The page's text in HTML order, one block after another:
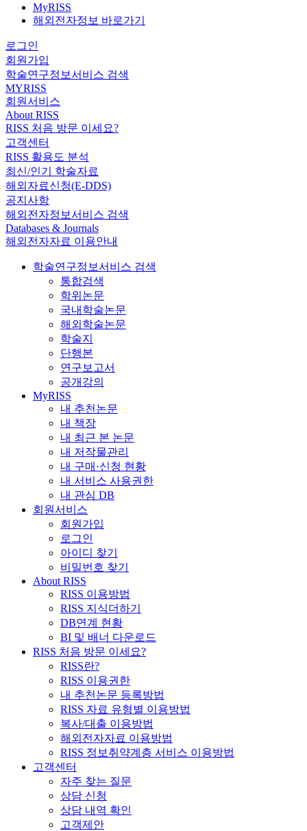
MyRISS
해외전자정보 바로가기
로그인
회원가입
학술연구정보서비스 검색
MYRISS
회원서비스
About RISS
RISS 처음 방문 이세요?
고객센터
RISS 활용도 분석
최신/인기 학술자료
해외자료신청(E-DDS)
공지사항
해외전자정보서비스 검색
Databases & Journals
해외전자자료 이용안내
학술연구정보서비스 검색
통합검색
학위논문
국내학술논문
해외학술논문
학술지
단행본
연구보고서
공개강의
MyRISS
내 추천논문
내 책장
내 최근 본 논문
내 저작물관리
내 구매·신청 현황
내 서비스 사용권한
내 관심 DB
회원서비스
회원가입
로그인
아이디 찾기
비밀번호 찾기
About RISS
RISS 이용방법
RISS 지식더하기
DB연계 현황
BI 및 배너 다운로드
RISS 처음 방문 이세요?
RISS란?
RISS 이용권한
내 추천논문 등록방법
RISS 자료 유형별 이용방법
복사/대출 이용방법
해외전자자료 이용방법
RISS 정보취약계층 서비스 이용방법
고객센터
자주 찾는 질문
상담 신청
상담 내역 확인
고객제안